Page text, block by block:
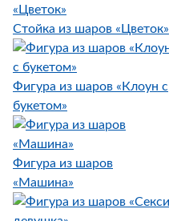
Стойка из шаров «Цветок»
Фигура из шаров «Клоун с
букетом»
Фигура из шаров
«Машина»